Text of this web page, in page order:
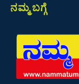
ನಮ್ಮ ಬಗ್ಗೆ